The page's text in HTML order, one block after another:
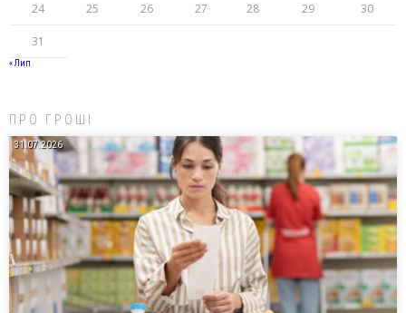
24 25 26 27 28 29 30
31
« Лип
ПРО ГРОШІ
31.07.2026